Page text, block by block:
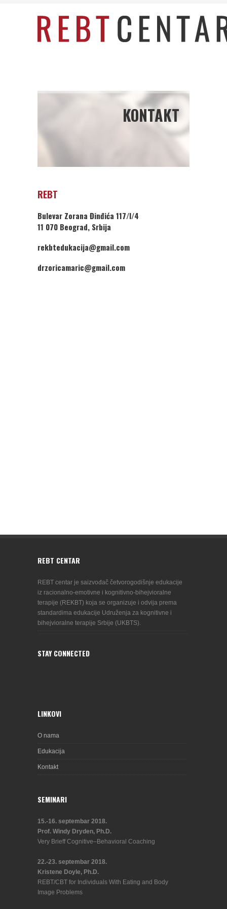
KONTAKT
REBT
Bulevar Zorana Đinđića 117/I/4
11 070 Beograd, Srbija
rekbtedukacija@gmail.com
drzoricamaric@gmail.com
REBT CENTAR
REBT centar je saizvođač četvorogodišnje edukacije
iz racionalno-emotivne i kognitivno-bihejvioralne
terapije (REKBT) koja se organizuje i odvija prema
standardima edukacije Udruženja za kognitivne i
bihejvioralne terapije Srbije (UKBTS).
STAY CONNECTED
LINKOVI
O nama
Edukacija
Kontakt
SEMINARI
15.-16. septembar 2018.
Prof. Windy Dryden, Ph.D.
Very Brieff Cognitive–Behavioral Coaching
22.-23. septembar 2018.
Kristene Doyle, Ph.D.
REBT/CBT for Individuals With Eating and Body
Image Problems